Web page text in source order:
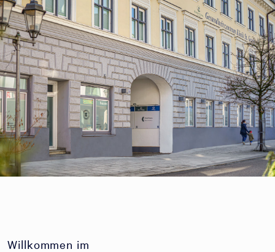
Willkommen im